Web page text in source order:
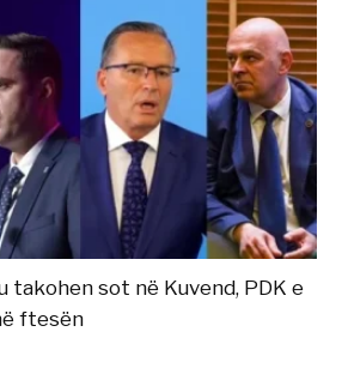
takohen sot në Kuvend, PDK e
ftesën